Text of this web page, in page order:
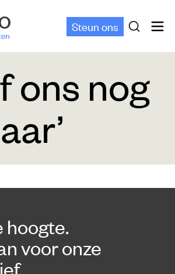
Steun ons
ons nog
hoogte.
voor onze